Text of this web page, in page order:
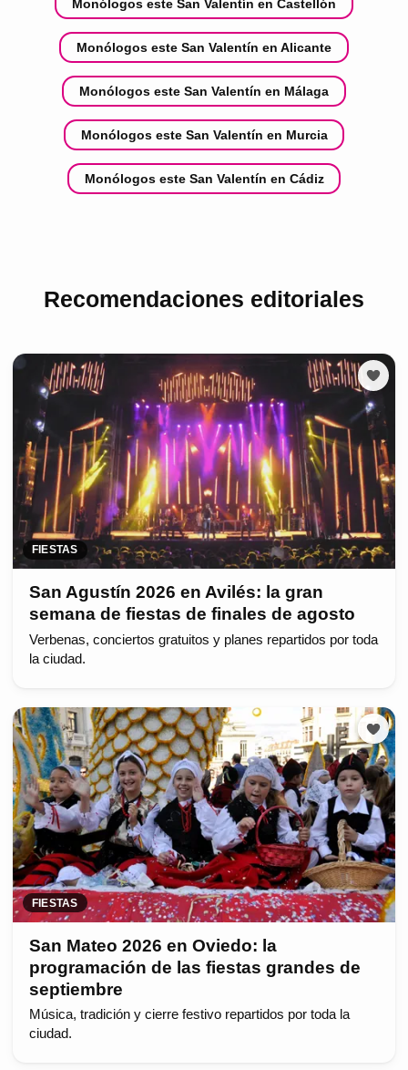
Monólogos este San Valentín en Castellón
Monólogos este San Valentín en Alicante
Monólogos este San Valentín en Málaga
Monólogos este San Valentín en Murcia
Monólogos este San Valentín en Cádiz
Recomendaciones editoriales
FIESTAS
San Agustín 2026 en Avilés: la gran
semana de fiestas de finales de agosto
Verbenas, conciertos gratuitos y planes repartidos por toda
la ciudad.
FIESTAS
San Mateo 2026 en Oviedo: la
programación de las fiestas grandes de
septiembre
Música, tradición y cierre festivo repartidos por toda la
ciudad.